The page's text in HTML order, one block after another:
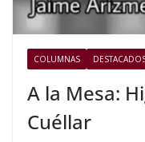
COLUMNAS
A la Mesa:
Cuéllar